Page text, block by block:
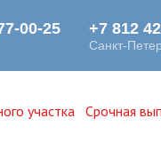
участка Срочная